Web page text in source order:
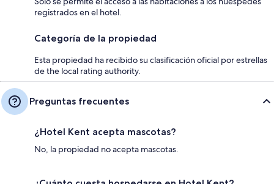
registrados en el hotel.
Categoría de la propiedad
Esta propiedad ha recibido su clasificación oficial por estrellas
de the local rating authority.
Preguntas frecuentes
¿Hotel Kent acepta mascotas?
No, la propiedad no acepta mascotas.